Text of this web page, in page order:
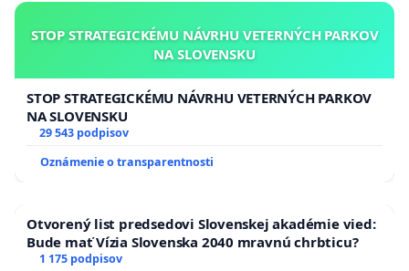
STOP STRATEGICKÉMU NÁVRHU VETERNÝCH PARKOV
NA SLOVENSKU
STOP STRATEGICKÉMU NÁVRHU VETERNÝCH PARKOV
NA SLOVENSKU
29 543 podpisov
Oznámenie o transparentnosti
Otvorený list predsedovi Slovenskej akadémie vied:
Bude mať Vízia Slovenska 2040 mravnú chrbticu?
1 175 podpisov